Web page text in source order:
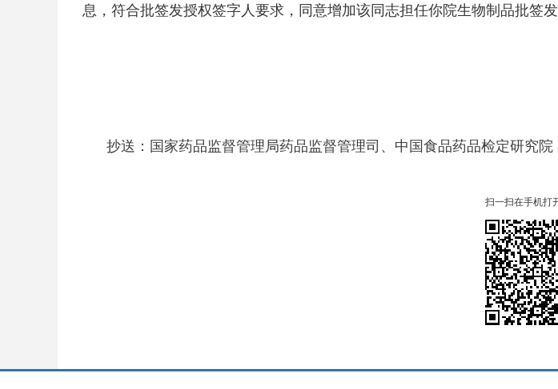
息，符合批签发授权签字人要求，同意增加该同志担任你院生物制品批签发
江苏省药品监
2026年4
抄送：国家药品监督管理局药品监督管理司、中国食品药品检定研究院
扫一扫在手机打